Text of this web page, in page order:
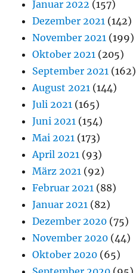
Januar 2022 (157)
Dezember 2021 (142)
November 2021 (199)
Oktober 2021 (205)
September 2021 (162)
August 2021 (144)
Juli 2021 (165)
Juni 2021 (154)
Mai 2021 (173)
April 2021 (93)
März 2021 (92)
Februar 2021 (88)
Januar 2021 (82)
Dezember 2020 (75)
November 2020 (44)
Oktober 2020 (65)